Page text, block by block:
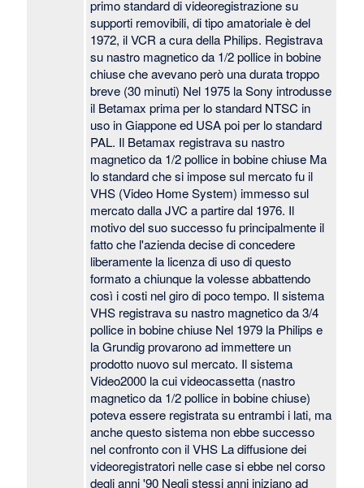
primo standard di videoregistrazione su
supporti removibili, di tipo amatoriale è del
1972, il VCR a cura della Philips. Registrava
su nastro magnetico da 1/2 pollice in bobine
chiuse che avevano però una durata troppo
breve (30 minuti) Nel 1975 la Sony introdusse
il Betamax prima per lo standard NTSC in
uso in Giappone ed USA poi per lo standard
PAL. Il Betamax registrava su nastro
magnetico da 1/2 pollice in bobine chiuse Ma
lo standard che si impose sul mercato fu il
VHS (Video Home System) immesso sul
mercato dalla JVC a partire dal 1976. Il
motivo del suo successo fu principalmente il
fatto che l'azienda decise di concedere
liberamente la licenza di uso di questo
formato a chiunque la volesse abbattendo
così i costi nel giro di poco tempo. Il sistema
VHS registrava su nastro magnetico da 3/4
pollice in bobine chiuse Nel 1979 la Philips e
la Grundig provarono ad immettere un
prodotto nuovo sul mercato. Il sistema
Video2000 la cui videocassetta (nastro
magnetico da 1/2 pollice in bobine chiuse)
poteva essere registrata su entrambi i lati, ma
anche questo sistema non ebbe successo
nel confronto con il VHS La diffusione dei
videoregistratori nelle case si ebbe nel corso
degli anni '90 Negli stessi anni iniziano ad